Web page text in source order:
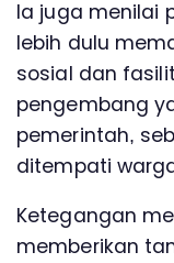
Ia juga menilai
lebih dulu
sosial dan
pengembang
pemerintah,
ditempati
Ketegangan
memberikan